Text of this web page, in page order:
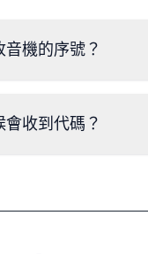
機的序號？
碼。序列號通常位於條
會收到代碼？